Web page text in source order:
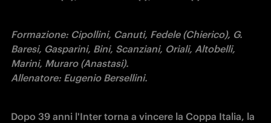
Formazione: Cipollini, Canuti, Fedele (Chierico), G.
Baresi, Gasparini, Bini, Scanziani, Oriali, Altobelli,
Marini, Muraro (Anastasi).
Allenatore: Eugenio Bersellini.
Dopo 39 anni l'Inter torna a vincere la Coppa Italia, la